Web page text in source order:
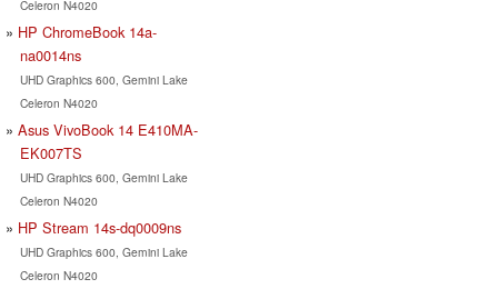
Celeron N4020
HP ChromeBook 14a-
na0014ns
UHD Graphics 600, Gemini Lake
Celeron N4020
Asus VivoBook 14 E410MA-
EK007TS
UHD Graphics 600, Gemini Lake
Celeron N4020
HP Stream 14s-dq0009ns
UHD Graphics 600, Gemini Lake
Celeron N4020